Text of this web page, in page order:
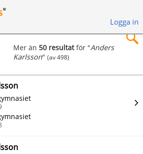
Logga in
Mer än 50 resultatför "Anders
Karlsson"(av 498)